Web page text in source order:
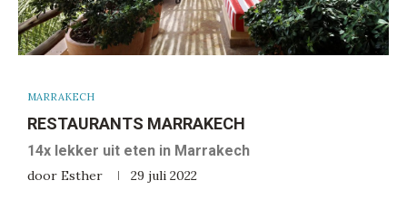
MARRAKECH
RESTAURANTS MARRAKECH
14x lekker uit eten in Marrakech
door Esther 29 juli 2022